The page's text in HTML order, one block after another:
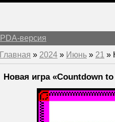
PDA-версия
Главная » 2024 » Июнь » 21 »
Новая игра «Countdown